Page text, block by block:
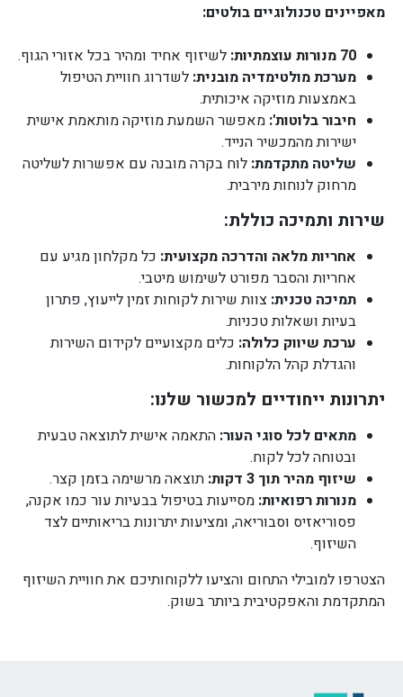
מאפיינים טכנולוגיים בולטים:
70 מנורות עוצמתיות:
לשיזוף אחיד ומהיר בכל אזורי הגוף.
מערכת מולטימדיה מובנית: לשדרוג חוויית הטיפול
באמצעות מוזיקה איכותית.
חיבור בלוטות': מאפשר השמעת מוזיקה מותאמת אישית
ישירות מהמכשיר הנייד.
שליטה מתקדמת: לוח בקרה מובנה עם אפשרות לשליטה
מרחוק לנוחות מירבית.
שירות ותמיכה כוללת:
אחריות מלאה והדרכה מקצועית: כל מקלחון מגיע עם
אחריות והסבר מפורט לשימוש מיטבי.
תמיכה טכנית: צוות שירות לקוחות זמין לייעוץ, פתרון
בעיות ושאלות טכניות.
ערכת שיווק כלולה: כלים מקצועיים לקידום השירות
והגדלת קהל הלקוחות.
יתרונות ייחודיים למכשור שלנו:
מתאים לכל סוגי העור: התאמה אישית לתוצאה טבעית
ובטוחה לכל לקוח.
שיזוף מהיר תוך 3 דקות:
תוצאה מרשימה בזמן קצר.
מנורות רפואיות: מסייעות בטיפול בבעיות עור כמו אקנה,
פסוריאזיס וסבוריאה, ומציעות יתרונות בריאותיים לצד
השיזוף.
הצטרפו למובילי התחום והציעו ללקוחותיכם את חוויית השיזוף
המתקדמת והאפקטיבית ביותר בשוק.